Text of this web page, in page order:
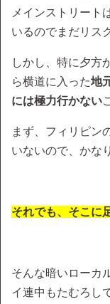
メインストリート
いるのでまだリス
しかし、特に夕方
ら横道に入った地
には極力行かない
まず、フィリピン
いないので、かな
それでも、そこに
そんな暗いローカ
イ連中もたむろし